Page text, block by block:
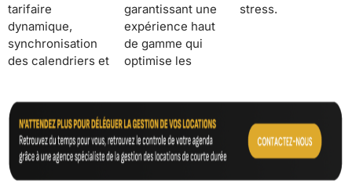
tarifaire
dynamique,
synchronisation
des calendriers et
garantissant une
expérience haut
de gamme qui
optimise les
stress.